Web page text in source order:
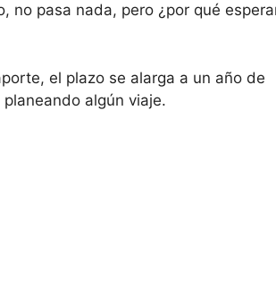
no pasa nada, pero ¿por qué
el plazo se alarga a un año de
algún viaje.